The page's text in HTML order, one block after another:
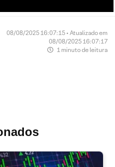
08/08/2025 16:07:15 • Atualizado em
08/08/2025 16:07:17
1 minuto de leitura